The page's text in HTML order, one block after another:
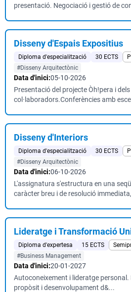
presentació. Negociació i gestió de
Disseny d'Espais Expositius
Diploma d'especialització 30 ECTS
#Disseny Arquitectònic
Data d'inici:05-10-2026
Presentació del projecte Òh!pera i
col·laboradors.Conferències amb
Disseny d'Interiors
Diploma d'especialització 30 ECTS
#Disseny Arquitectònic
Data d'inici:06-10-2026
L'assignatura s'estructura en una
caràcter breu i de resolució
Lideratge i Transformació
Diploma d'expertesa 15 ECTS
#Business Management
Data d'inici:20-01-2027
Autoconeixement i lideratge personal.
propòsit i desenvolupament d&...